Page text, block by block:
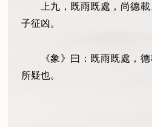
上九，既雨既處，尚德
子征凶。
《象》曰：既雨既處，
所疑也。